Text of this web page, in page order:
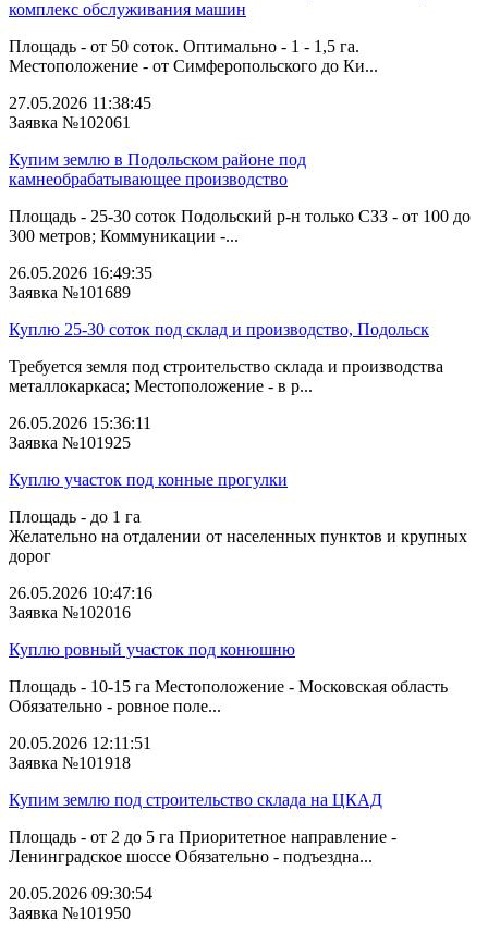
комплекс обслуживания машин
Площадь - от 50 соток. Оптимально - 1 - 1,5 га.
Местоположение - от Симферопольского до Ки...
27.05.2026 11:38:45
Заявка №102061
Купим землю в Подольском районе под
камнеобрабатывающее производство
Площадь - 25-30 соток Подольский р-н только СЗЗ - от 100 до
300 метров; Коммуникации -...
26.05.2026 16:49:35
Заявка №101689
Куплю 25-30 соток под склад и производство, Подольск
Требуется земля под строительство склада и производства
металлокаркаса; Местоположение - в р...
26.05.2026 15:36:11
Заявка №101925
Куплю участок под конные прогулки
Площадь - до 1 га
Желательно на отдалении от населенных пунктов и крупных
дорог
26.05.2026 10:47:16
Заявка №102016
Куплю ровный участок под конюшню
Площадь - 10-15 га Местоположение - Московская область
Обязательно - ровное поле...
20.05.2026 12:11:51
Заявка №101918
Купим землю под строительство склада на ЦКАД
Площадь - от 2 до 5 га Приоритетное направление -
Ленинградское шоссе Обязательно - подъездна...
20.05.2026 09:30:54
Заявка №101950